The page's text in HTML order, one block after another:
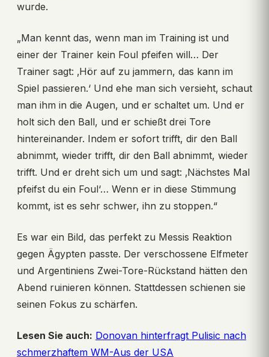
wurde.
„Man kennt das, wenn man im Training ist und
einer der Trainer kein Foul pfeifen will… Der
Trainer sagt: ‚Hör auf zu jammern, das kann im
Spiel passieren.‘ Und ehe man sich versieht, schaut
man ihm in die Augen, und er schaltet um. Und er
holt sich den Ball, und er schießt drei Tore
hintereinander. Indem er sofort trifft, dir den Ball
abnimmt, wieder trifft, dir den Ball abnimmt, wieder
trifft. Und er dreht sich um und sagt: ‚Nächstes Mal
pfeifst du ein Foul‘… Wenn er in diese Stimmung
kommt, ist es sehr schwer, ihn zu stoppen.“
Es war ein Bild, das perfekt zu Messis Reaktion
gegen Ägypten passte. Der verschossene Elfmeter
und Argentiniens Zwei-Tore-Rückstand hätten den
Abend ruinieren können. Stattdessen schienen sie
seinen Fokus zu schärfen.
Lesen Sie auch: Donovan hinterfragt Pulisic nach
schmerzhaftem WM-Aus der USA